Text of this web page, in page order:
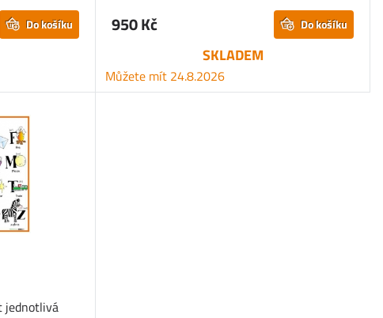
Do košíku 950 Kč Do košíku
SKLADEM
Můžete mít 24.8.2026
jednotlivá